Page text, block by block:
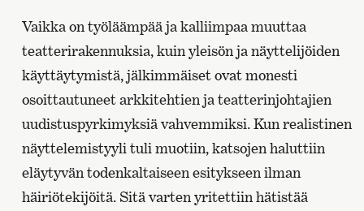
Vaikka on työläämpää ja kalliimpaa muuttaa
teatterirakennuksia, kuin yleisön ja näyttelijöiden
käyttäytymistä, jälkimmäiset ovat monesti
osoittautuneet arkkitehtien ja teatterinjohtajien
uudistuspyrkimyksiä vahvemmiksi. Kun realistinen
näyttelemistyyli tuli muotiin, katsojen haluttiin
eläytyvän todenkaltaiseen esitykseen ilman
häiriötekijöitä. Sitä varten yritettiin hätistää